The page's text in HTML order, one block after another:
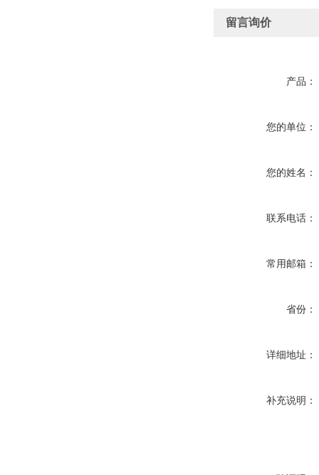
留言询价
产品：
您的单位：
您的姓名：
联系电话：
常用邮箱：
省份：
详细地址：
补充说明：